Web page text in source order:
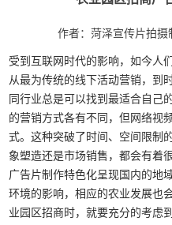
作者：菏泽宣传片拍摄
受到互联网时代的影响，如今人
从最为传统的线下活动营销，到
同行业总是可以找到最适合自己
的营销方式各有不同，但网络视
式。这种突破了时间、空间限制
象塑造还是市场销售，都会有着
广告片制作特色化呈现国内的地
环境的影响，相应的农业发展也
业园区招商时，就要充分的考虑